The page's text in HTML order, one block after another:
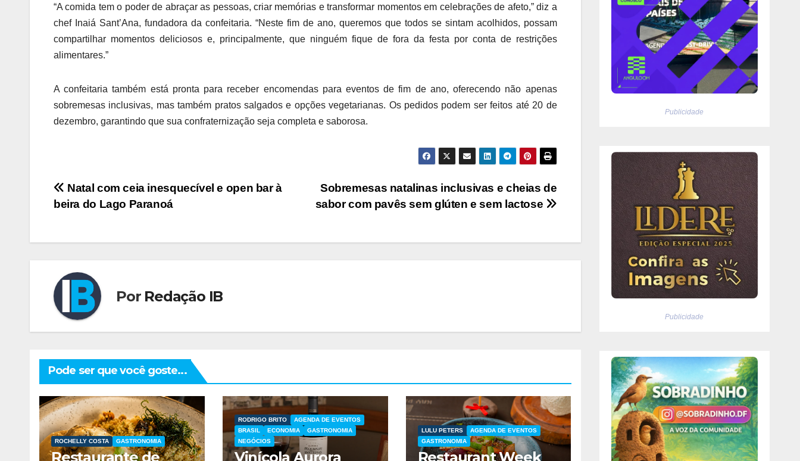
“A comida tem o poder de abraçar as pessoas, criar memórias e transformar momentos em celebrações de afeto,” diz a
chef Inaiá Sant’Ana, fundadora da confeitaria. “Neste fim de ano, queremos que todos se sintam acolhidos, possam
compartilhar momentos deliciosos e, principalmente, que ninguém fique de fora da festa por conta de restrições
alimentares.”
A confeitaria também está pronta para receber encomendas para eventos de fim de ano, oferecendo não apenas
sobremesas inclusivas, mas também pratos salgados e opções vegetarianas. Os pedidos podem ser feitos até 20 de
dezembro, garantindo que sua confraternização seja completa e saborosa.
Navegação
Post
Sobremesas natalinas inclusivas e cheias de
sabor com pavês sem glúten e sem lactose
Natal com ceia inesquecível e open bar à
beira do Lago Paranoá
Por Redação IB
Pode ser que você goste...
ROCHELLY COSTA GASTRONOMIA
Restaurante de
RODRIGO BRITO
AGENDA DE EVENTOS
BRASIL
ECONOMIA
GASTRONOMIA
NEGÓCIOS
Vinícola Aurora
LULU PETERS
AGENDA DE EVENTOS
GASTRONOMIA
Restaurant Week
Publicidade
Publicidade